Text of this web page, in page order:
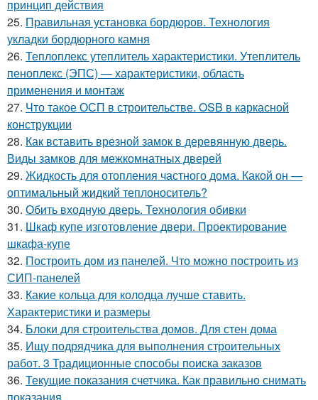
принцип действия
25. Правильная установка бордюров. Технология
укладки бордюрного камня
26. Теплоплекс утеплитель характеристики. Утеплитель
пеноплекс (ЭПС) — характеристики, область
применения и монтаж
27. Что такое ОСП в строительстве. OSB в каркасной
конструкции
28. Как вставить врезной замок в деревянную дверь.
Виды замков для межкомнатных дверей
29. Жидкость для отопления частного дома. Какой он —
оптимальный жидкий теплоноситель?
30. Обить входную дверь. Технология обивки
31. Шкаф купе изготовление двери. Проектирование
шкафа-купе
32. Построить дом из панелей. Что можно построить из
СИП-панелей
33. Какие кольца для колодца лучше ставить.
Характеристики и размеры
34. Блоки для строительства домов. Для стен дома
35. Ищу подрядчика для выполнения строительных
работ. 3 Традиционные способы поиска заказов
36. Текущие показания счетчика. Как правильно снимать